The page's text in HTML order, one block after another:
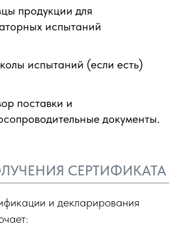
продукции для
испытаний
испытаний (если есть)
поставки и
документы.
СЕРТИФИКАТА
и декларирования